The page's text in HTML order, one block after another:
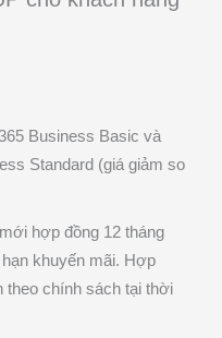
Business Basic và
Standard (giá giảm so
hợp đồng 12 tháng
khuyến mãi. Hợp
theo chính sách tại thời